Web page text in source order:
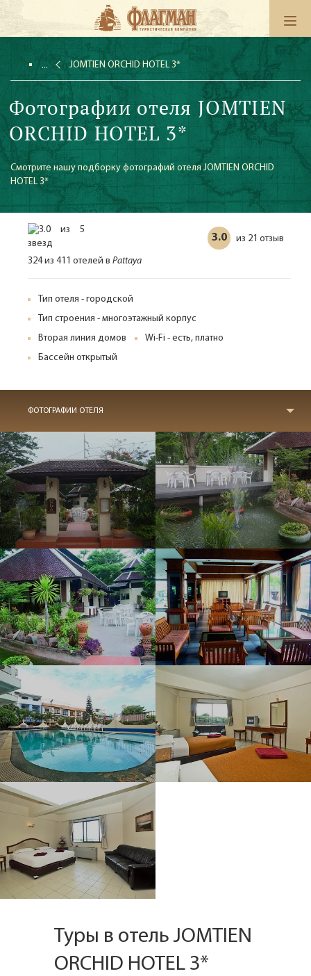
JOMTIEN ORCHID HOTEL 3*
Фотографии отеля JOMTIEN
ORCHID HOTEL 3*
Смотрите нашу подборку фотографий отеля JOMTIEN ORCHID
HOTEL 3*
3.0 из 21 отзыв
324 из 411 отелей в Pattaya
Тип отеля - городской
Тип строения - многоэтажный корпус
Вторая линия домов
Wi-Fi - есть, платно
Бассейн открытый
ФОТОГРАФИИ ОТЕЛЯ
Туры в отель JOMTIEN
ORCHID HOTEL 3*